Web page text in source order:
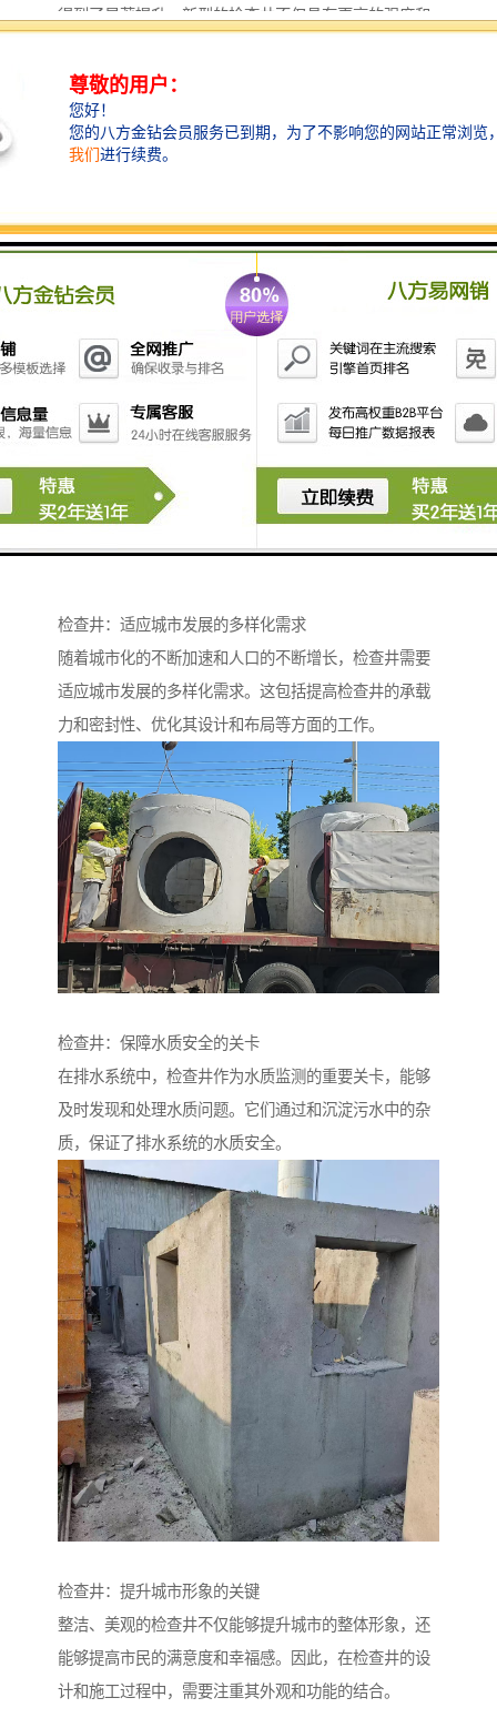
得到了显著提升。新型的检查井不仅具有更高的强度和
检查井：适应城市发展的多样化需求
随着城市化的不断加速和人口的不断增长，检查井需要
适应城市发展的多样化需求。这包括提高检查井的承载
力和密封性、优化其设计和布局等方面的工作。
检查井：保障水质安全的关卡
在排水系统中，检查井作为水质监测的重要关卡，能够
及时发现和处理水质问题。它们通过和沉淀污水中的杂
质，保证了排水系统的水质安全。
检查井：提升城市形象的关键
整洁、美观的检查井不仅能够提升城市的整体形象，还
能够提高市民的满意度和幸福感。因此，在检查井的设
计和施工过程中，需要注重其外观和功能的结合。